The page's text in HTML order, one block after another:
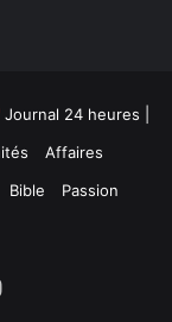
Journal 24 heures
Affaires
Bible
Passion
Instagram